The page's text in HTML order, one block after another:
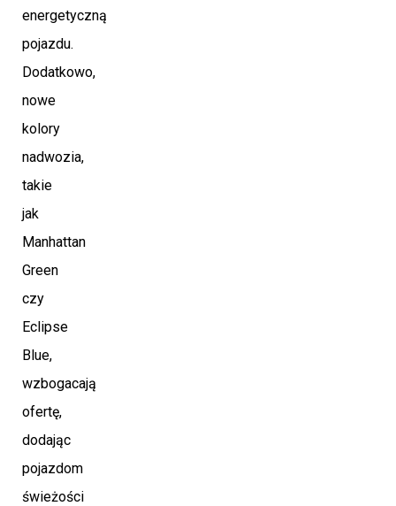
energetyczną
pojazdu.
Dodatkowo,
nowe
kolory
nadwozia,
takie
jak
Manhattan
Green
czy
Eclipse
Blue,
wzbogacają
ofertę,
dodając
pojazdom
świeżości